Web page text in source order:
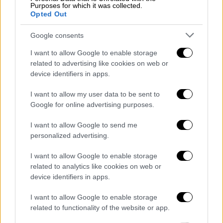
Purposes for which it was collected.
Opted Out
Google consents
I want to allow Google to enable storage
related to advertising like cookies on web or
device identifiers in apps.
I want to allow my user data to be sent to
Google for online advertising purposes.
I want to allow Google to send me
personalized advertising.
I want to allow Google to enable storage
related to analytics like cookies on web or
device identifiers in apps.
I want to allow Google to enable storage
related to functionality of the website or app.
θεωρείται ένας από τους διαδόχους των
τριών θρύλων Φέντερερ, Ναδάλ και
Τζόκοβιτς
. Το παιχνίδι στο ξεκίνημά του
ήταν ισορροπημένο με τους δύο παίκτες να
προσπαθούν να διαφυλάξουν το σερβίς τους
δίχως να πάρουν επιθετικά ρίσκα. Για πρώτη
Μεντβέντεφ έφερε σε δύσκολη θέση τον
Τσιτσιπά κάνοντας μπρέικ για το 3-2, κι αφού
διατήρησε μέχρι τέλους το δικό του σερβίς,
πήρε το σετ με 6-4έπειτα από 39 λεπτά.
The Grand Slam final vibes are real
for@DaniilMedwed💯#AusOpen
#AO2021
pic.twitter.com/2c8M41A9Ly